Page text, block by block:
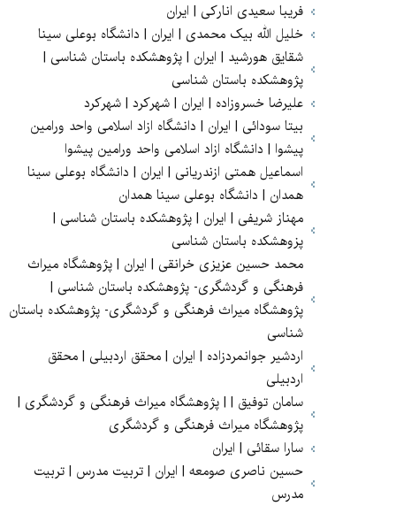
فریبا سعیدی انارکی | ایران
خلیل الله بیک محمدی | ایران | دانشگاه بوعلی سینا
شقایق هورشید | ایران | پژوهشکده باستان شناسی |
پژوهشکده باستان شناسی
علیرضا خسروزاده | ایران | شهرکرد | شهرکرد
بیتا سودائی | ایران | دانشگاه ازاد اسلامی واحد ورامین
پیشوا | دانشگاه ازاد اسلامی واحد ورامین پیشوا
اسماعیل همتی ازندریانی | ایران | دانشگاه بوعلی سینا
همدان | دانشگاه بوعلی سینا همدان
مهناز شریفی | ایران | پژوهشکده باستان شناسی |
پزوهشکده باستان شناسی
محمد حسین عزیزی خرانقی | ایران | پژوهشگاه میراث
فرهنگی و گردشگری- پژوهشکده باستان شناسی |
پژوهشگاه میراث فرهنگی و گردشگری- پژوهشکده باستان
شناسی
اردشیر جوانمردزاده | ایران | محقق اردبیلی | محقق
اردبیلی
سامان توفیق | | پژوهشگاه میراث فرهنگی و گردشگری |
پژوهشگاه میراث فرهنگی و گردشگری
سارا سقائی | ایران
حسین ناصری صومعه | ایران | تربیت مدرس | تربیت
مدرس